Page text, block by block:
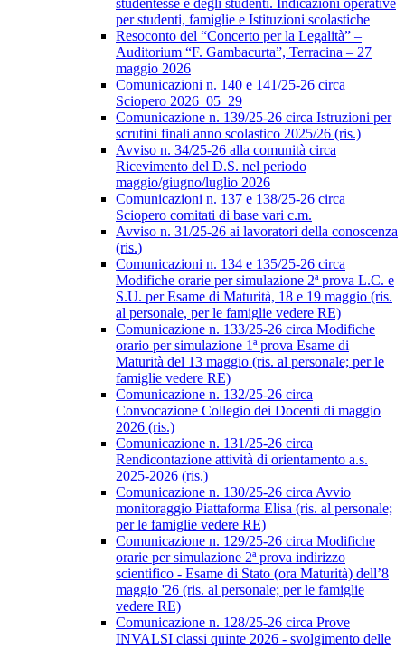
studentesse e degli studenti. Indicazioni operative
per studenti, famiglie e Istituzioni scolastiche
Resoconto del “Concerto per la Legalità” –
Auditorium “F. Gambacurta”, Terracina – 27
maggio 2026
Comunicazioni n. 140 e 141/25-26 circa
Sciopero 2026_05_29
Comunicazione n. 139/25-26 circa Istruzioni per
scrutini finali anno scolastico 2025/26 (ris.)
Avviso n. 34/25-26 alla comunità circa
Ricevimento del D.S. nel periodo
maggio/giugno/luglio 2026
Comunicazioni n. 137 e 138/25-26 circa
Sciopero comitati di base vari c.m.
Avviso n. 31/25-26 ai lavoratori della conoscenza
(ris.)
Comunicazioni n. 134 e 135/25-26 circa
Modifiche orarie per simulazione 2ª prova L.C. e
S.U. per Esame di Maturità, 18 e 19 maggio (ris.
al personale, per le famiglie vedere RE)
Comunicazione n. 133/25-26 circa Modifiche
orario per simulazione 1ª prova Esame di
Maturità del 13 maggio (ris. al personale; per le
famiglie vedere RE)
Comunicazione n. 132/25-26 circa
Convocazione Collegio dei Docenti di maggio
2026 (ris.)
Comunicazione n. 131/25-26 circa
Rendicontazione attività di orientamento a.s.
2025-2026 (ris.)
Comunicazione n. 130/25-26 circa Avvio
monitoraggio Piattaforma Elisa (ris. al personale;
per le famiglie vedere RE)
Comunicazione n. 129/25-26 circa Modifiche
orarie per simulazione 2ª prova indirizzo
scientifico - Esame di Stato (ora Maturità) dell’8
maggio '26 (ris. al personale; per le famiglie
vedere RE)
Comunicazione n. 128/25-26 circa Prove
INVALSI classi quinte 2026 - svolgimento delle